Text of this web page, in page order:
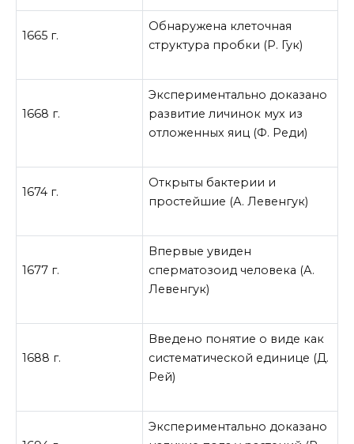
1665 г.
Обнаружена клеточная
структура пробки (Р. Гук)
1668 г.
Экспериментально доказано
развитие личинок мух из
отложенных яиц (Ф. Реди)
1674 г.
Открыты бактерии и
простейшие (А. Левенгук)
1677 г.
Впервые увиден
сперматозоид человека (А.
Левенгук)
1688 г.
Введено понятие о виде как
систематической единице (Д.
Рей)
Экспериментально доказано